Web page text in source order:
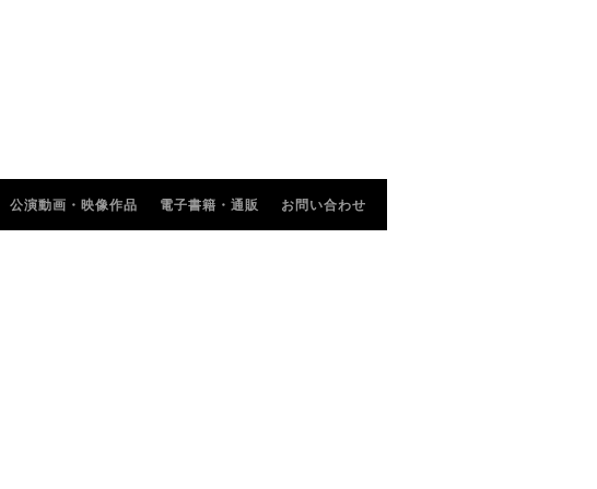
公演動画・映像作品 電子書籍・通販 お問い合わせ